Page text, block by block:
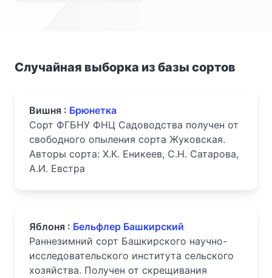
Случайная выборка из базы сортов
Вишня : Брюнетка
Сорт ФГБНУ ФНЦ Садоводства получен от
свободного опыления сорта Жуковская.
Авторы сорта: Х.К. Еникеев, С.Н. Сатарова,
А.И. Евстра
Яблоня : Бельфлер Башкирский
Раннезимний сорт Башкирского научно-
исследовательского института сельского
хозяйства. Получен от скрещивания